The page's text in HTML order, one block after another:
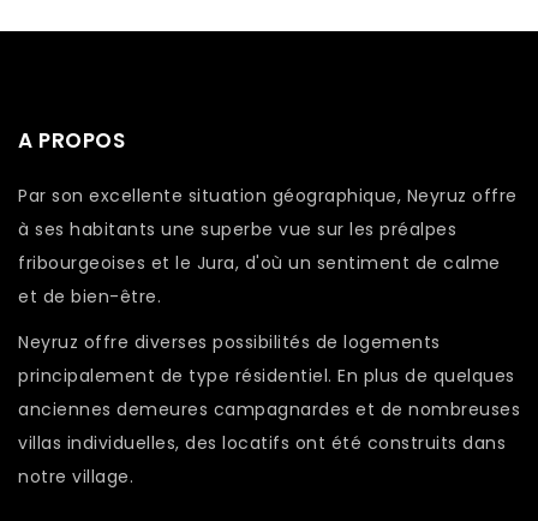
A PROPOS
Par son excellente situation géographique, Neyruz offre
à ses habitants une superbe vue sur les préalpes
fribourgeoises et le Jura, d'où un sentiment de calme
et de bien-être.
Neyruz offre diverses possibilités de logements
principalement de type résidentiel. En plus de quelques
anciennes demeures campagnardes et de nombreuses
villas individuelles, des locatifs ont été construits dans
notre village.